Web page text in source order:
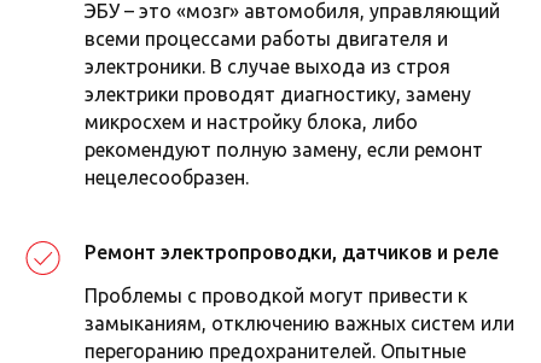
ЭБУ – это «мозг» автомобиля, управляющий
всеми процессами работы двигателя и
электроники. В случае выхода из строя
электрики проводят диагностику, замену
микросхем и настройку блока, либо
рекомендуют полную замену, если ремонт
нецелесообразен.
Ремонт электропроводки, датчиков и реле
Проблемы с проводкой могут привести к
замыканиям, отключению важных систем или
перегоранию предохранителей. Опытные